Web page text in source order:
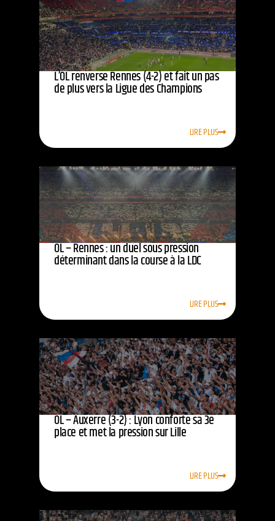
L’OL renverse Rennes (4-2) et fait un pas
de plus vers la Ligue des Champions
LIRE PLUS
OL – Rennes : un duel sous pression
déterminant dans la course à la LDC
LIRE PLUS
OL – Auxerre (3-2) : Lyon conforte sa 3e
place et met la pression sur Lille
LIRE PLUS